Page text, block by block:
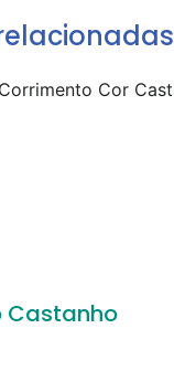
Castanho